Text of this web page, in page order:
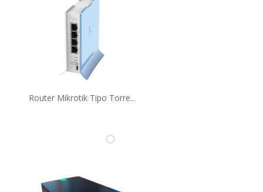
Router Mikrotik Tipo Torre...